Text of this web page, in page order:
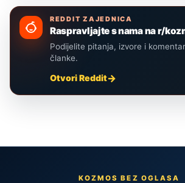
REDDIT ZAJEDNICA
Raspravljajte s nama na r/
Podijelite pitanja, izvore i
članke.
Otvori Reddit
KOZMOS BEZ OGLASA